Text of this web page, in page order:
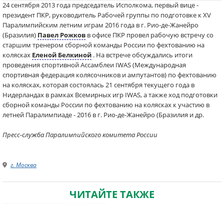
24 сентября 2013 года председатель Исполкома, первый вице -
президент ПКР, руководитель Рабочей группы по подготовке к XV
Паралимпийским летним играм 2016 года в г. Рио-де-Жанейро
(Бразилия) Павел Рожков в офисе ПКР провел рабочую встречу со
старшим тренером сборной команды России по фехтованию на
колясках Еленой Белкиной . На встрече обсуждались итоги
проведения спортивной Ассамблеи IWAS (Международная
спортивная федерация колясочников и ампутантов) по фехтованию
на колясках, которая состоялась 21 сентября текущего года в
Нидерландах в рамках Всемирных игр IWAS, а также ход подготовки
сборной команды России по фехтованию на колясках к участию в
летней Паралимпиаде - 2016 в г. Рио-де-Жанейро (Бразилия и др.
Пресс-служба Паралимпийского комитета России
г. Москва
ЧИТАЙТЕ ТАКЖЕ